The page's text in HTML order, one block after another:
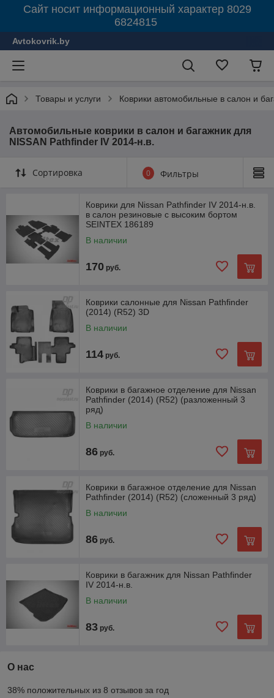
Сайт носит информационный характер 8029
6824815
Avtokovrik.by
Товары и услуги Коврики автомобильные в салон и
Автомобильные коврики в салон и багажник для
NISSAN Pathfinder IV 2014-н.в.
Сортировка 0 Фильтры
Коврики для Nissan Pathfinder IV 2014-н.в.
в салон резиновые с высоким бортом
SEINTEX 186189
В наличии
170 руб.
Коврики салонные для Nissan Pathfinder
(2014) (R52) 3D
В наличии
114 руб.
Коврики в багажное отделение для Nissan
Pathfinder (2014) (R52) (разложенный 3
ряд)
В наличии
86 руб.
Коврики в багажное отделение для Nissan
Pathfinder (2014) (R52) (сложенный 3 ряд)
В наличии
86 руб.
Коврики в багажник для Nissan Pathfinder
IV 2014-н.в.
В наличии
83 руб.
О нас
38% положительных из 8 отзывов за год